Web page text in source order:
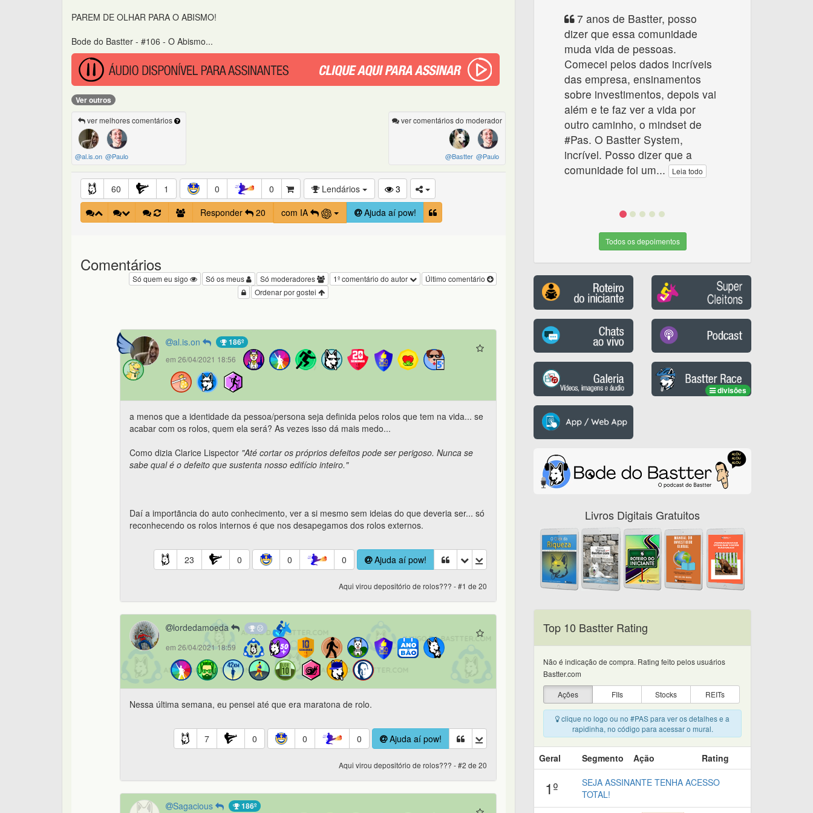
PAREM DE OLHAR PARA O ABISMO!
Bode do Bastter - #106 - O Abismo...
Ver outros
ver melhores comentários
@al.is.on @Paulo
ver comentários do moderador
@Paulo
@Bastter
60 1 0 0 Lendários
3
Responder
20 com IA Ajuda aí pow!
Comentários
Último comentário
1º comentário do autor
Só moderadores
Só os meus
Só quem eu sigo
Ordenar por gostei
al.is.on 186º
em 26/04/2021 18:56
a menos que a identidade da pessoa/persona seja definida pelos rolos que tem na vida... se
acabar com os rolos, quem ela será? As vezes isso dá mais medo...
Como dizia Clarice Lispector "Até cortar os próprios defeitos pode ser perigoso. Nunca se
sabe qual é o defeito que sustenta nosso edifício inteiro."
Daí a importãncia do auto conhecimento, ver a si mesmo sem ideias do que deveria ser... só
reconhecendo os rolos internos é que nos desapegamos dos rolos externos.
23 0 0 0 Ajuda aí pow!
Aqui virou depositório de rolos??? - #1 de 20
lordedamoeda
em 26/04/2021 18:59
Nessa última semana, eu pensei até que era maratona de rolo.
7 0 0 0 Ajuda aí pow!
Aqui virou depositório de rolos??? - #2 de 20
Sagacious 186º
7 anos de Bastter, posso
dizer que essa comunidade
muda vida de pessoas.
Comecei pelos dados incríveis
das empresa, ensinamentos
sobre investimentos, depois vai
além e te faz ver a vida por
outro caminho, o mindset de
#Pas. O Bastter System,
incrível. Posso dizer que a
comunidade foi um... Leia todo
Todos os depoimentos
divisões
Livros Digitais Gratuitos
Top 10 Bastter Rating
Não é indicação de compra. Rating feito pelos usuários
Bastter.com
Ações
FIIs Stocks REITs
clique no logo ou no #PAS para ver os detalhes e a
rapidinha, no código para acessar o mural.
Geral Segmento Ação Rating
1º
SEJA ASSINANTE TENHA ACESSO
TOTAL!